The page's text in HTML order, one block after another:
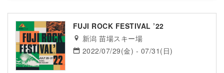
FUJI ROCK FESTIVAL ’22
新潟 苗場スキー場
2022/07/29(金) - 07/31(日)